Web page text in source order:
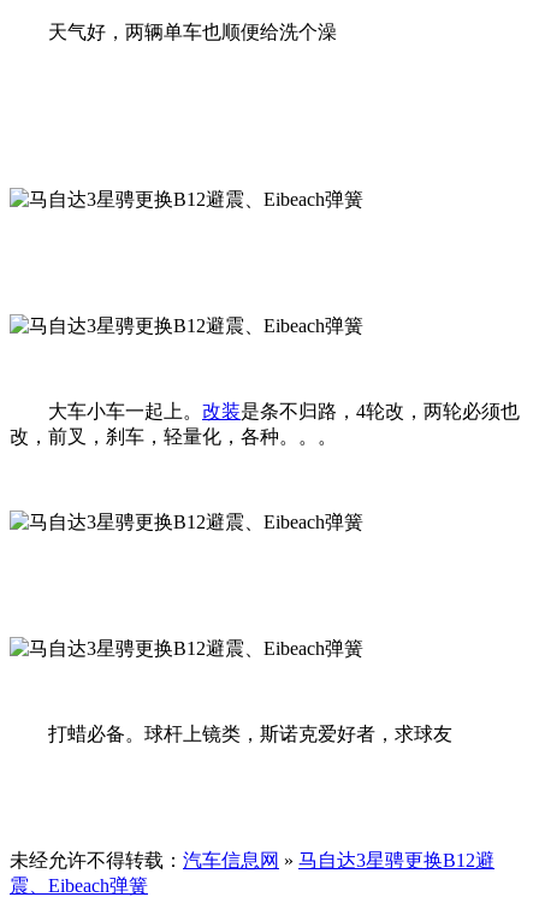
天气好，两辆单车也顺便给洗个澡
大车小车一起上。 改装是条不归路，4轮改，两轮必须也
改，前叉，刹车，轻量化，各种。。。
打蜡必备。球杆上镜类，斯诺克爱好者，求球友
未经允许不得转载： 汽车信息网 » 马自达3星骋更换B12避
震、Eibeach弹簧